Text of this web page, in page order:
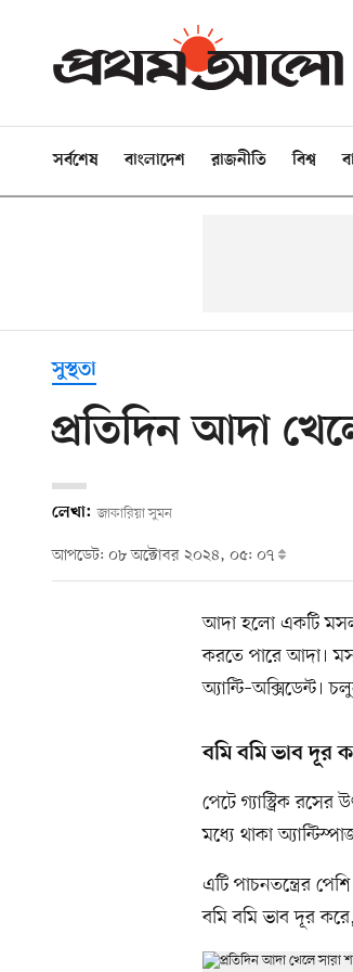
সর্বশেষ বাংলাদেশ রাজনীতি বিশ্ব
সুস্থতা
প্রতিদিন আদা
লেখা: জাকারিয়া সুমন
আপডেট: ০৮ অক্টোবর ২০২৪, ০৫: ০৭
আদা হলো একটি
করতে পারে আদা।
অ্যান্টি–অক্সিডেন্ট।
বমি বমি ভাব দূর
পেটে গ্যাস্ট্রিক
মধ্যে থাকা
এটি পাচনতন্ত্রের
বমি বমি ভাব দূর